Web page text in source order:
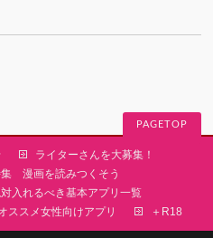
PAGETOP
ライターさんを大募集！
漫画を読みつくそう
入れるべき基本アプリ一覧
ススメ女性向けアプリ ＋R18